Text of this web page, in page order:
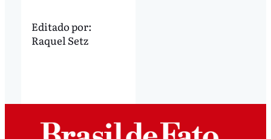
Editado por:
Raquel Setz